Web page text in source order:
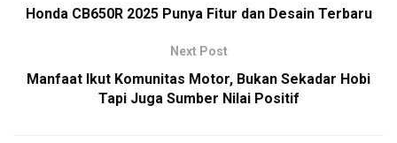
Honda CB650R 2025 Punya Fitur dan Desain Terbaru
Next Post
Manfaat Ikut Komunitas Motor, Bukan Sekadar Hobi
Tapi Juga Sumber Nilai Positif